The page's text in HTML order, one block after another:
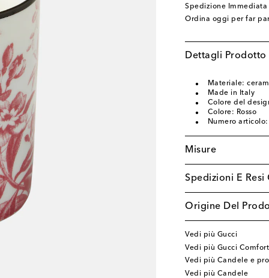
Spedizione
Ordina oggi per far
Dettagli Prodotto
Materiale:
Made in Italy
Colore del
Colore: Rosso
Numero
Misure
Spedizioni E Resi
Origine Del
Vedi più Gucci
Vedi più Gucci
Vedi più Candele e
Vedi più Candele